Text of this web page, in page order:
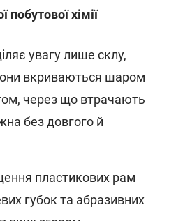
побутової хімії
увагу лише склу,
вкриваються шаром
через що втрачають
без довгого й
пластикових рам
губок та абразивних